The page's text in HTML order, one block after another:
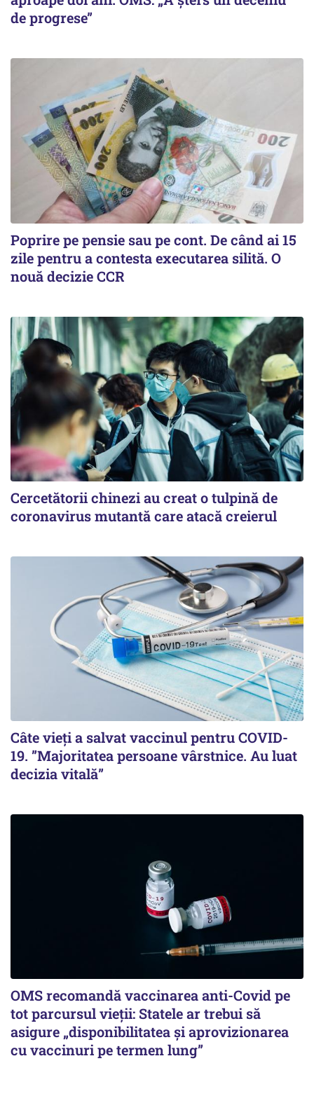
de progrese”
Poprire pe pensie sau pe cont. De când ai 15
zile pentru a contesta executarea silită. O
nouă decizie CCR
Cercetătorii chinezi au creat o tulpină de
coronavirus mutantă care atacă creierul
Câte vieți a salvat vaccinul pentru COVID-
19. ”Majoritatea persoane vârstnice. Au luat
decizia vitală”
OMS recomandă vaccinarea anti-Covid pe
tot parcursul vieții: Statele ar trebui să
asigure „disponibilitatea și aprovizionarea
cu vaccinuri pe termen lung”